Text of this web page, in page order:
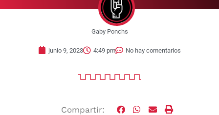
Gaby Ponchs
junio 9, 2023 4:49 pm No hay comentarios
Compartir: